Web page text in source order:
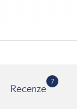
Recenze
7